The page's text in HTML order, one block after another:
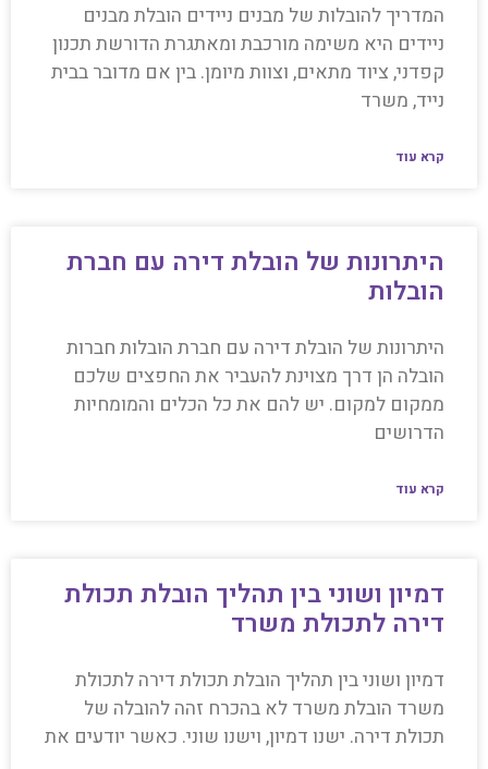
המדריך להובלות של מבנים ניידים הובלת מבנים
ניידים היא משימה מורכבת ומאתגרת הדורשת תכנון
קפדני, ציוד מתאים, וצוות מיומן. בין אם מדובר בבית
נייד, משרד
קרא עוד
היתרונות של הובלת דירה עם חברת
הובלות
היתרונות של הובלת דירה עם חברת הובלות חברות
הובלה הן דרך מצוינת להעביר את החפצים שלכם
ממקום למקום. יש להם את כל הכלים והמומחיות
הדרושים
קרא עוד
דמיון ושוני בין תהליך הובלת תכולת
דירה לתכולת משרד
דמיון ושוני בין תהליך הובלת תכולת דירה לתכולת
משרד הובלת משרד לא בהכרח זהה להובלה של
תכולת דירה. ישנו דמיון, וישנו שוני. כאשר יודעים את